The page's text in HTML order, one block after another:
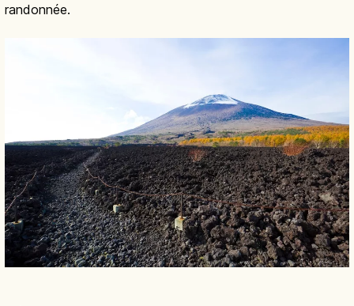
randonnée.